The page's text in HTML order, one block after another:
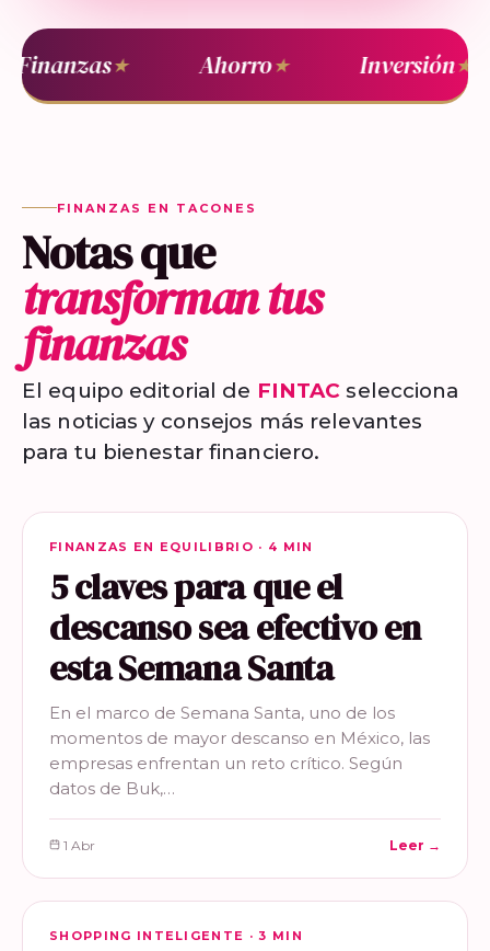
Finanzas★ Ahorro★ Inversión★
FINANZAS EN TACONES
Notas que
transforman tus
finanzas
El equipo editorial de FINTAC selecciona
las noticias y consejos más relevantes
para tu bienestar financiero.
FINANZAS EN EQUILIBRIO
FINANZAS EN EQUILIBRIO · 4 MIN
5 claves para que el
descanso sea efectivo en
esta Semana Santa
En el marco de Semana Santa, uno de los
momentos de mayor descanso en México, las
empresas enfrentan un reto crítico. Según
datos de Buk,…
1 Abr Leer →
SHOPPING INTELIGENTE
SHOPPING INTELIGENTE · 3 MIN